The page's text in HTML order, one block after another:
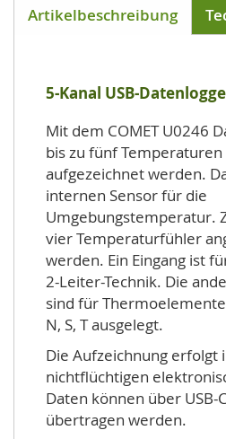
Artikelbeschreibung
5-Kanal USB-
Mit dem COMET U0246
bis zu fünf
aufgezeichnet werden.
internen Sensor für die
Umgebungstemperatur.
vier Temperaturfühler
werden. Ein Eingang ist
2-Leiter-Technik. Die
sind für
N, S, T ausgelegt.
Die Aufzeichnung erfolgt
nichtflüchtigen
Daten können über USB-
übertragen werden.